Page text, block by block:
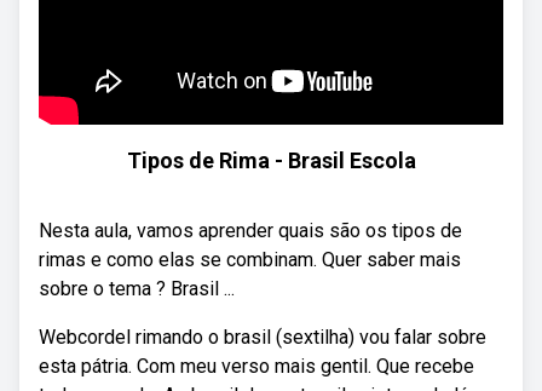
Tipos de Rima - Brasil Escola
Nesta aula, vamos aprender quais são os tipos de
rimas e como elas se combinam. Quer saber mais
sobre o tema ? Brasil ...
Webcordel rimando o brasil (sextilha) vou falar sobre
esta pátria. Com meu verso mais gentil. Que recebe